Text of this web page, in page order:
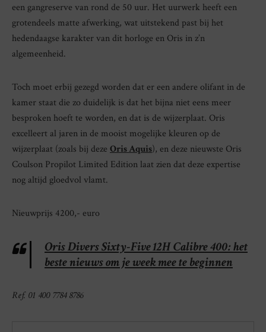
een gangreserve van rond de 50 uur. Het uurwerk heeft een
grotendeels matte afwerking, wat uitstekend past bij het
hedendaagse karakter van dit horloge en Oris in z’n
algemeenheid.
Toch moet erbij gezegd worden dat er een andere olifant in de
kamer staat die zo duidelijk is dat het bijna niet eens meer
besproken hoeft te worden, en dat is de wijzerplaat. Oris
excelleert al jaren in de mooist mogelijke kleuren op de
wijzerplaat (zoals bij deze Oris Aquis), en deze nieuwste Oris
Coulson Propilot Limited Edition laat zien dat deze expertise
nog altijd gloedvol vlamt.
Nieuwprijs 4200,- euro
Oris Divers Sixty-Five 12H Calibre 400: het
beste nieuws om je week mee te beginnen
Ref. 01 400 7784 8786